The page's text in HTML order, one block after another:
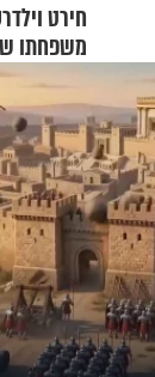
חירט
משפחתו
"מיליונים
בכם"